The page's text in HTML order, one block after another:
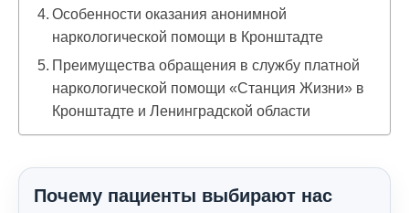
Особенности оказания анонимной
наркологической помощи в Кронштадте
Преимущества обращения в службу платной
наркологической помощи «Станция Жизни» в
Кронштадте и Ленинградской области
Почему пациенты выбирают нас